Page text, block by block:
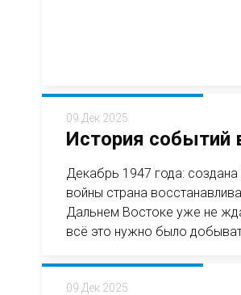
09 Дек 2025
История событий
Декабрь 1947 года:
войны страна
Дальнем Востоке уже не
всё это нужно было
09 Дек 2025